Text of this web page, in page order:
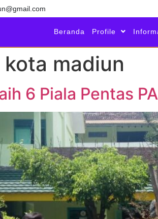
Beranda Profile
madiun
6 Piala Pentas